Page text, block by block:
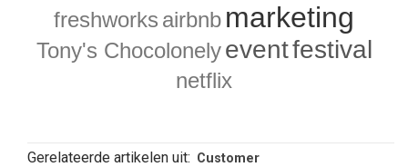
freshworks airbnb marketing
Tony's Chocolonely eventfestival
netflix
Gerelateerde artikelen uit: Customer